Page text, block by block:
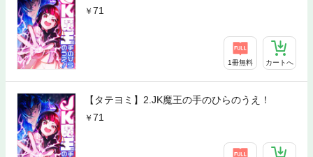
71
1冊無料 カートへ
【タテヨミ】2.JK魔王の手のひらのうえ！
71